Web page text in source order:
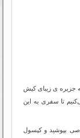
جزیره ی زیبای کیش
تا سفری به این
بپوشید و کپسول